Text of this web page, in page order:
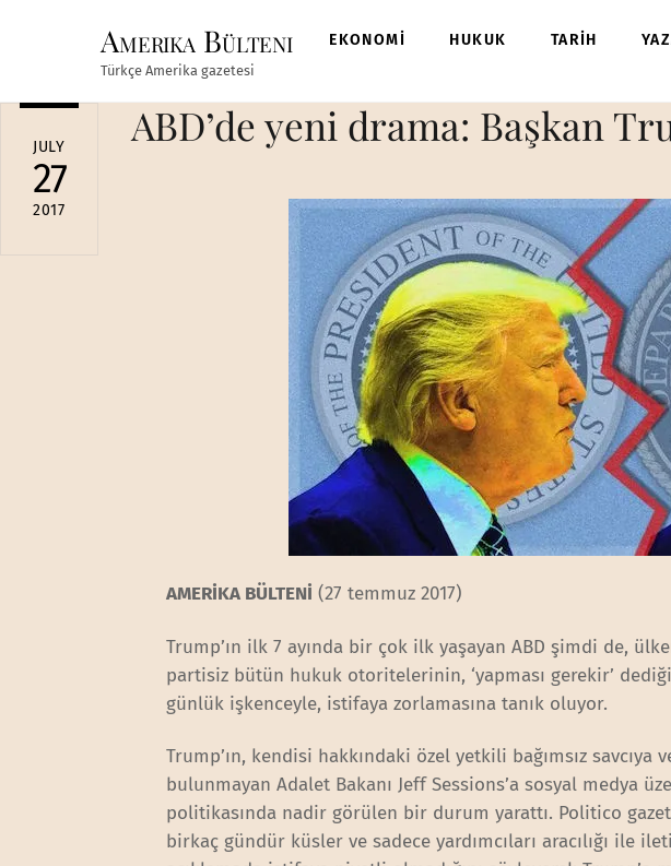
Amerika Bülteni
Türkçe Amerika gazetesi
EKONOMİ HUKUK TARİH
JULY
27
2017
ABD’de yeni drama: Başkan
AMERİKA BÜLTENİ (27 temmuz 2017)
Trump’ın ilk 7 ayında bir çok ilk yaşayan ABD şimdi de,
partisiz bütün hukuk otoritelerinin, ‘yapması gerekir’
günlük işkenceyle, istifaya zorlamasına tanık oluyor.
Trump’ın, kendisi hakkındaki özel yetkili bağımsız
bulunmayan Adalet Bakanı Jeff Sessions’a sosyal medya
politikasında nadir görülen bir durum yarattı. Politico
birkaç gündür küsler ve sadece yardımcıları aracılığı ile